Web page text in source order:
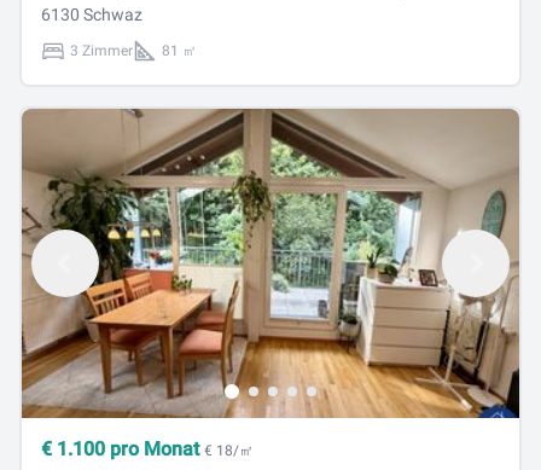
6130 Schwaz
3 Zimmer 81 ㎡
€ 1.100 pro Monat € 18/㎡